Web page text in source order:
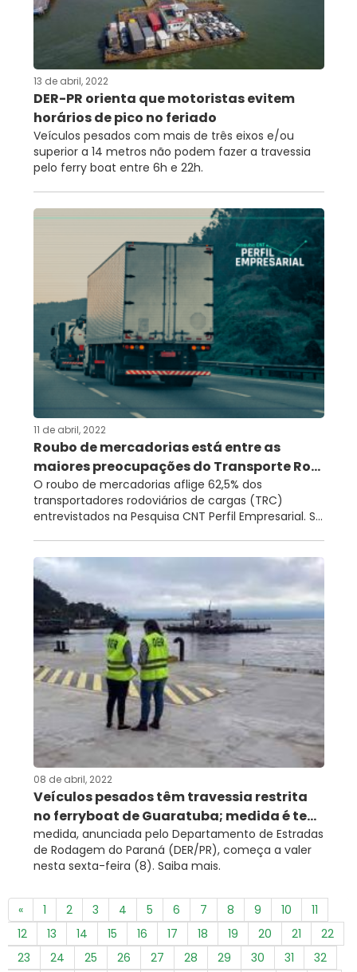
13 de abril, 2022
DER-PR orienta que motoristas evitem
horários de pico no feriado
Veículos pesados com mais de três eixos e/ou
superior a 14 metros não podem fazer a travessia
pelo ferry boat entre 6h e 22h.
11 de abril, 2022
Roubo de mercadorias está entre as
maiores preocupações do Transporte Ro...
O roubo de mercadorias aflige 62,5% dos
transportadores rodoviários de cargas (TRC)
entrevistados na Pesquisa CNT Perfil Empresarial. S...
08 de abril, 2022
Veículos pesados têm travessia restrita
no ferryboat de Guaratuba; medida é te...
medida, anunciada pelo Departamento de Estradas
de Rodagem do Paraná (DER/PR), começa a valer
nesta sexta-feira (8). Saiba mais.
« 1 2 3 4 5 6 7 8 9 10
11
12
13 14 15 16 17 18 19 20 21
22
23
24 25 26 27 28 29 30 31
32